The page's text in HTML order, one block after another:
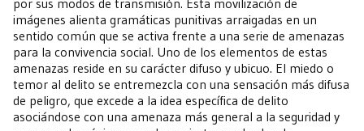
por sus modos de transmisión. Esta movilización de
imágenes alienta gramáticas punitivas arraigadas en un
sentido común que se activa frente a una serie de amenazas
para la convivencia social. Uno de los elementos de estas
amenazas reside en su carácter difuso y ubicuo. El miedo o
temor al delito se entremezcla con una sensación más difusa
de peligro, que excede a la idea específica de delito
asociándose con una amenaza más general a la seguridad y